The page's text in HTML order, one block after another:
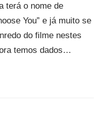
terá o nome de
You” e já muito se
do filme nestes
temos dados…